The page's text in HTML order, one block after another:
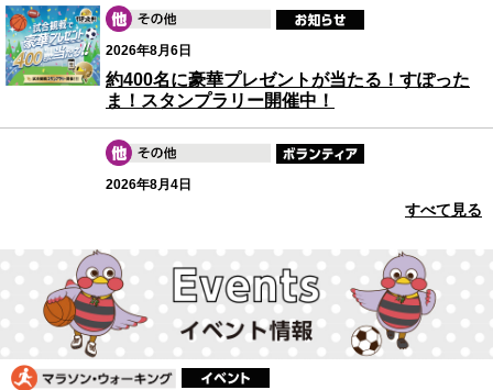
2026年8月6日
約400名に豪華プレゼントが当たる！すぽった
ま！スタンプラリー開催中！
2026年8月4日
J:COM presents 2026 ツール・ド・フランスさ
2026年8月3日
第7回埼玉県ボッチャ交流大会
すべて見る
イベント情報